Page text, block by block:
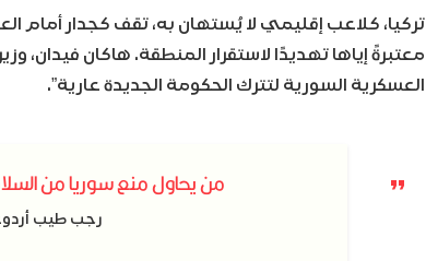
تركيا، كلاعب إقليمي لا يُستهان به، تقف كجدار أمام
معتبرةً إياها تهديدًا لاستقرار المنطقة. هاكان فيدان،
العسكرية السورية لتترك الحكومة الجديدة عارية”.
من يحاول منع سوريا من
رجب طيب